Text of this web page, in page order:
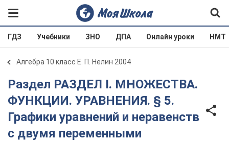
ГДЗ Учебники ЗНО ДПА Онлайн уроки НМТ
Алгебра 10 класс Е. П. Нелин 2004
Раздел РАЗДЕЛ I. МНОЖЕСТВА.
ФУНКЦИИ. УРАВНЕНИЯ. § 5.
Графики уравнений и неравенств
с двумя переменными